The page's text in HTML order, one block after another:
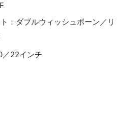
：ダブルウィッシュボーン／リ
／22インチ